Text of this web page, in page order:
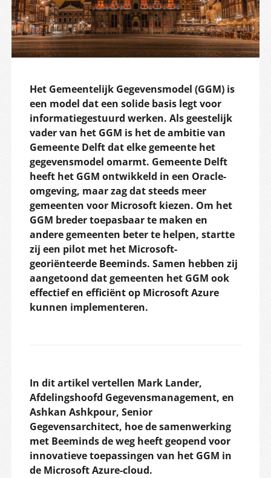
Het Gemeentelijk Gegevensmodel (GGM) is
een model dat een solide basis legt voor
informatiegestuurd werken. Als geestelijk
vader van het GGM is het de ambitie van
Gemeente Delft dat elke gemeente het
gegevensmodel omarmt. Gemeente Delft
heeft het GGM ontwikkeld in een Oracle-
omgeving, maar zag dat steeds meer
gemeenten voor Microsoft kiezen. Om het
GGM breder toepasbaar te maken en
andere gemeenten beter te helpen, startte
zij een pilot met het Microsoft-
georiënteerde Beeminds. Samen hebben zij
aangetoond dat gemeenten het GGM ook
effectief en efficiënt op Microsoft Azure
kunnen implementeren.
In dit artikel vertellen Mark Lander,
Afdelingshoofd Gegevensmanagement, en
Ashkan Ashkpour, Senior
Gegevensarchitect, hoe de samenwerking
met Beeminds de weg heeft geopend voor
innovatieve toepassingen van het GGM in
de Microsoft Azure-cloud.